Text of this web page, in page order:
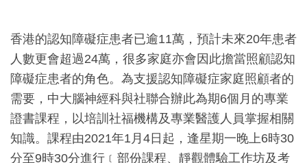
香港的認知障礙症患者已逾11萬，預計未來20年患者
人數更會超過24萬，很多家庭亦會因此擔當照顧認知
障礙症患者的角色。為支援認知障礙症家庭照顧者的
需要，中大腦神經科與社聯合辦此為期6個月的專業
證書課程，以培訓社福機構及專業醫護人員掌握相關
知識。課程由2021年1月4日起，逢星期一晚上6時30
分至9時30分進行﹝部份課程、靜觀體驗工作坊及考